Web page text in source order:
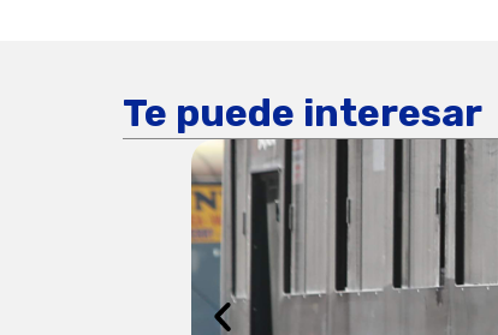
Te puede interesar